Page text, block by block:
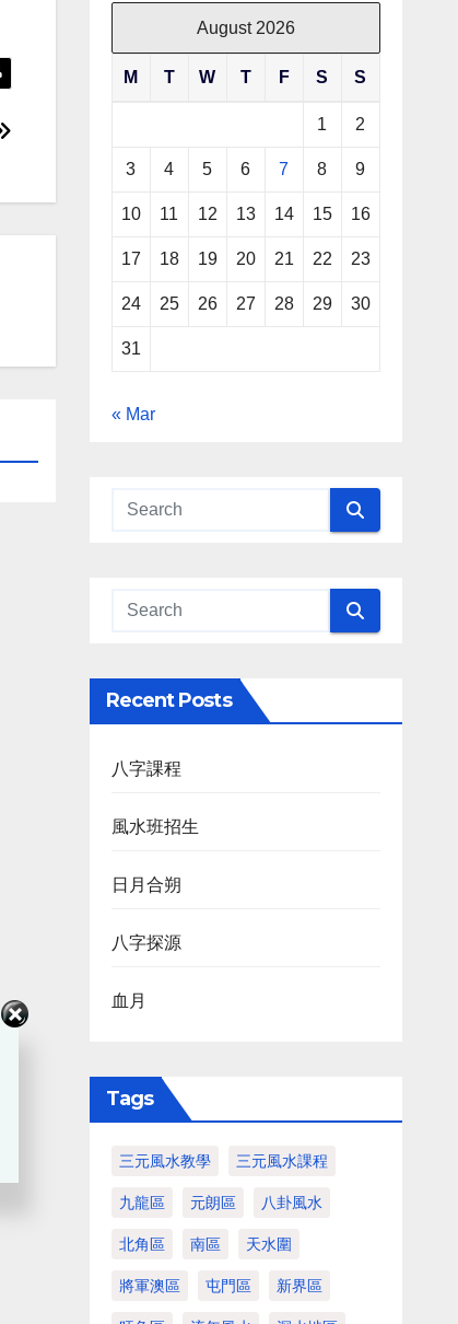
August 2026
M T W T F S S
1 2
3 4 5 6 7 8 9
10 11 12 13 14 15 16
17 18 19 20 21 22 23
24 25 26 27 28 29 30
31
« Mar
Recent Posts
八字課程
風水班招生
日月合朔
八字探源
血月
Tags
三元風水教學 三元風水課程
九龍區 元朗區 八卦風水
北角區 南區 天水圍
將軍澳區 屯門區 新界區